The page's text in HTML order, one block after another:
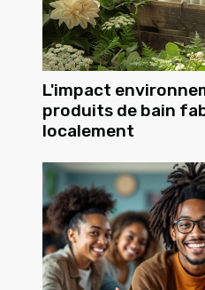
L'impact
produits de bain
localement